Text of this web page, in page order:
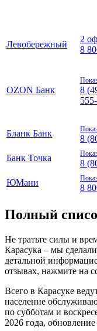
Левобережный
2
8
OZON Банк 8
Бланк Банк
8
Банк Точка
8
ЮМани
8
Полный
Не тратьте силы и
Карасука – мы
детальной
отзывах, нажмите на
Всего в Карасуке
население
по субботам и
2026 года,